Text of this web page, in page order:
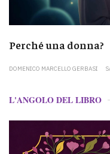
Perché una donna?
DOMENICO MARCELLO GERBASI
L'ANGOLO DEL LIBRO